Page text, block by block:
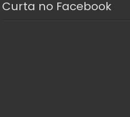
Curta no Facebook